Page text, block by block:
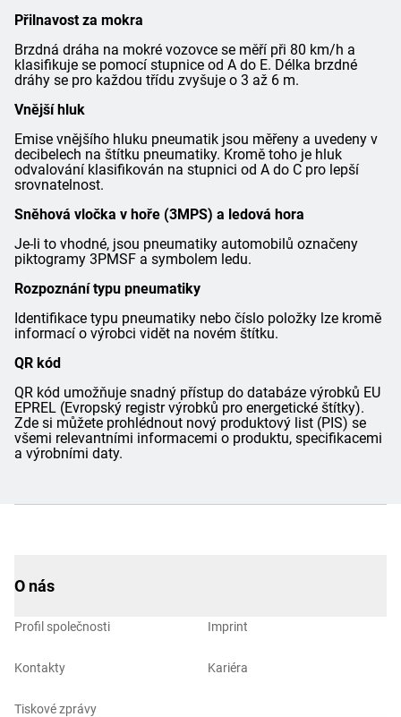
Přilnavost za mokra
Brzdná dráha na mokré vozovce se měří při 80 km/h a
klasifikuje se pomocí stupnice od A do E. Délka brzdné
dráhy se pro každou třídu zvyšuje o 3 až 6 m.
Vnější hluk
Emise vnějšího hluku pneumatik jsou měřeny a uvedeny v
decibelech na štítku pneumatiky. Kromě toho je hluk
odvalování klasifikován na stupnici od A do C pro lepší
srovnatelnost.
Sněhová vločka v hoře (3MPS) a ledová hora
Je-li to vhodné, jsou pneumatiky automobilů označeny
piktogramy 3PMSF a symbolem ledu.
Rozpoznání typu pneumatiky
Identifikace typu pneumatiky nebo číslo položky lze kromě
informací o výrobci vidět na novém štítku.
QR kód
QR kód umožňuje snadný přístup do databáze výrobků EU
EPREL (Evropský registr výrobků pro energetické štítky).
Zde si můžete prohlédnout nový produktový list (PIS) se
všemi relevantními informacemi o produktu, specifikacemi
a výrobními daty.
O nás
Profil společnosti
Kontakty
Tiskové zprávy
Imprint
Kariéra